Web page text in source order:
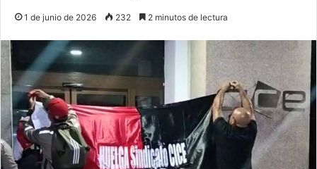
1 de junio de 2026 232 2 minutos de lectura